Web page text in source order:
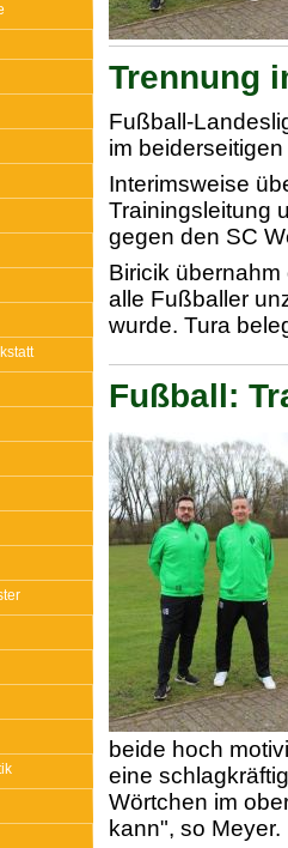
Trennung
Fußball-
im
Interimsweise
Trainingsleitung
gegen den SC
Biricik
alle Fußballer
wurde. Tura
Fußball:
beide hoch
eine
Wörtchen im
kann", so Meyer.